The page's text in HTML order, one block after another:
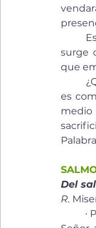
surge
que
es
medio
Del
R.